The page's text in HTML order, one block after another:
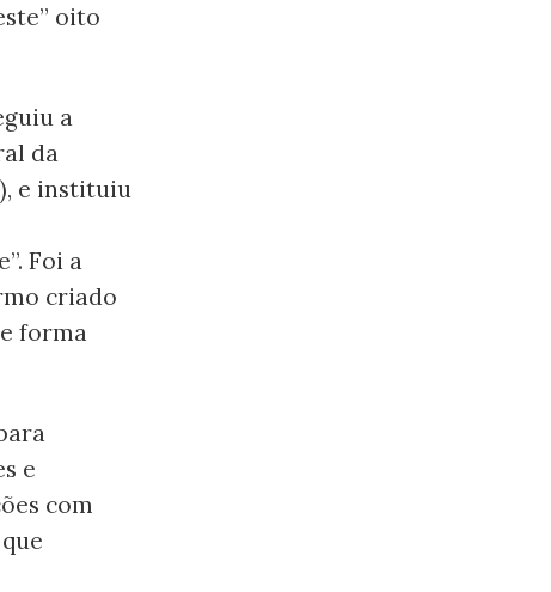
oito
a
da
e instituiu
Foi a
criado
forma
e
com